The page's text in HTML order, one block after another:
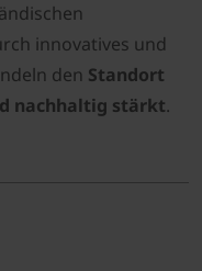
innovatives und
den Standort
nachhaltig stärkt.